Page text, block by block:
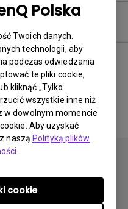
Polska
Twoich danych.
technologii, aby
podczas odwiedzania
te pliki cookie,
kliknąć „Tylko
wszystkie inne niż
w dowolnym momencie
Aby uzyskać
naszą Polityką plików
cookie
instrukcji